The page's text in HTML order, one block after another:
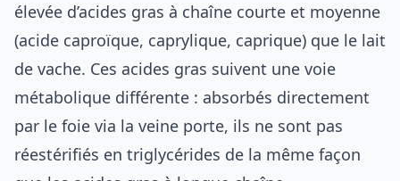
élevée d’acides gras à chaîne courte et moyenne
(acide caproïque, caprylique, caprique) que le lait
de vache. Ces acides gras suivent une voie
métabolique différente : absorbés directement
par le foie via la veine porte, ils ne sont pas
réestérifiés en triglycérides de la même façon